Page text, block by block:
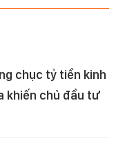
chục tỷ tiền kinh
khiến chủ đầu tư